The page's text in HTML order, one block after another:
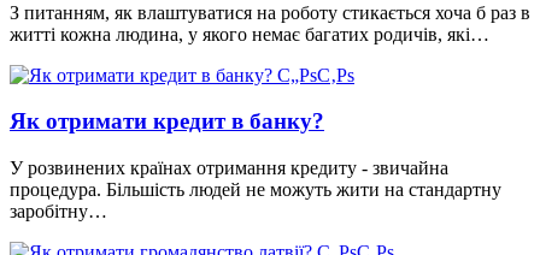
З питанням, як влаштуватися на роботу стикається хоча б раз в
житті кожна людина, у якого немає багатих родичів, які…
Як отримати кредит в банку?
У розвинених країнах отримання кредиту - звичайна
процедура. Більшість людей не можуть жити на стандартну
заробітну…